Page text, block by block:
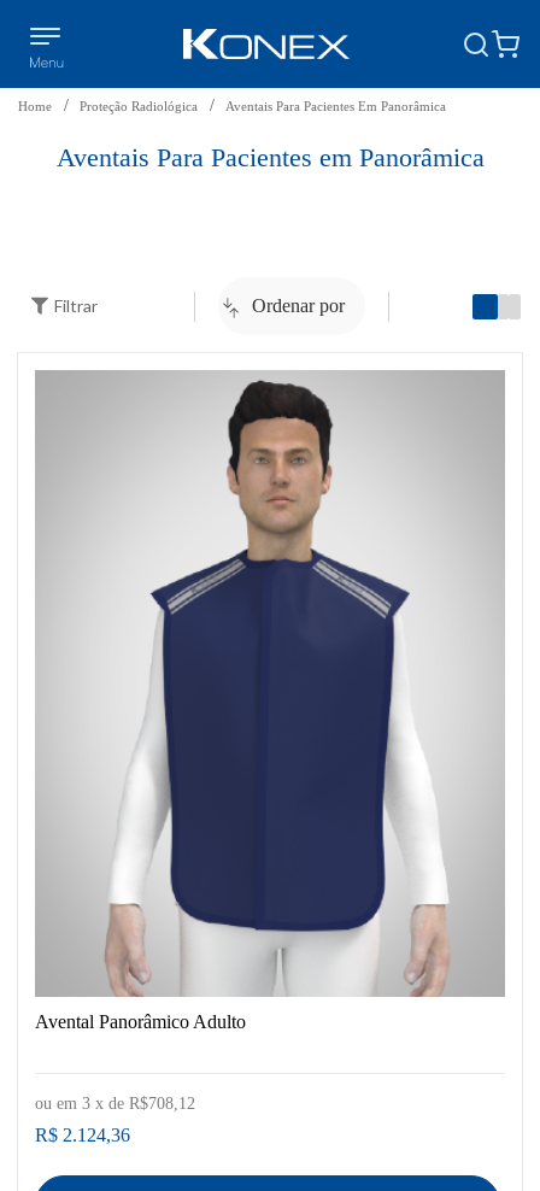
Home Proteção Radiológica Aventais Para Pacientes Em Panorâmica
Aventais Para Pacientes em Panorâmica
Filtrar Ordenar por
Avental Panorâmico Adulto
R$ 2.124,36
ou em 3 x de R$708,12